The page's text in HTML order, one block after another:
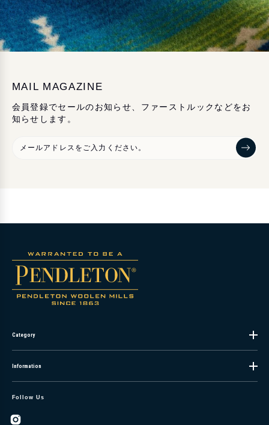
MAIL MAGAZINE
会員登録でセールのお知らせ、ファーストルックなどをお
知らせします。
ご
い。
Category
Information
Follow Us